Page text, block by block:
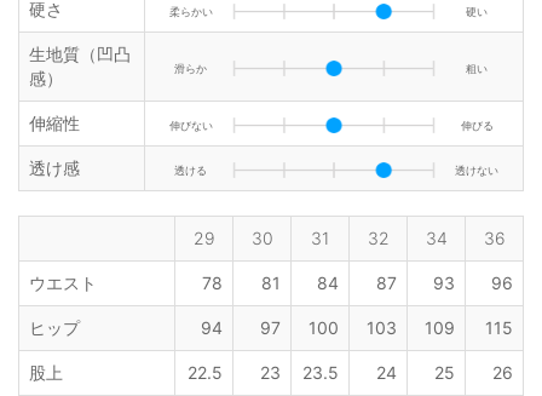
硬さ 柔らかい 硬い
生地質（凹凸
感）
滑らか 粗い
伸縮性 伸びない 伸びる
透け感 透ける 透けない
29 30 31 32 34 36
ウエスト 78 81 84 87 93 96
ヒップ 94 97 100 103 109 115
股上 22.5 23 23.5 24 25 26